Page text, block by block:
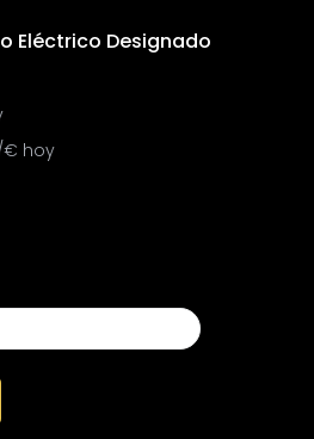
Eléctrico Designado
€ hoy